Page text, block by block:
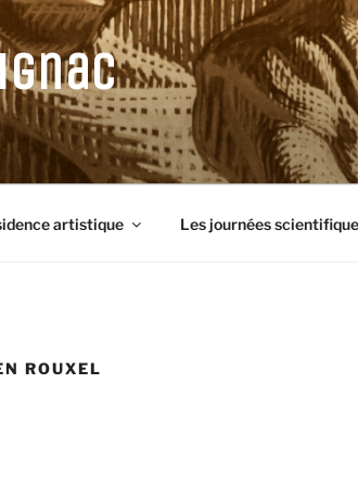
artistique Les journées
ROUXEL